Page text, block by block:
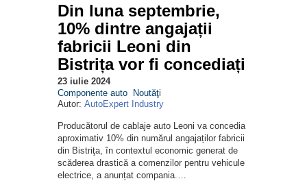
Din luna septembrie,
10% dintre angajații
fabricii Leoni din
Bistrița vor fi concediați
23 iulie 2024
Componente auto Noutăţi
Autor: AutoExpert Industry
Producătorul de cablaje auto Leoni va concedia
aproximativ 10% din numărul angajaților fabricii
din Bistriţa, în contextul economic generat de
scăderea drastică a comenzilor pentru vehicule
electrice, a anunțat compania.…